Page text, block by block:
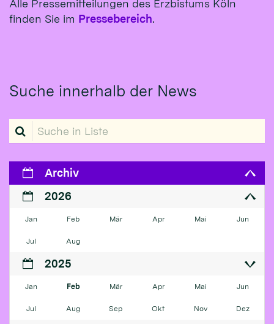
Alle Pressemitteilungen des Erzbistums Köln
finden Sie im Pressebereich.
Suche innerhalb der News
Suche in Liste
Archiv
2026
Jan Feb Mär Apr Mai Jun
Jul Aug
2025
Jan Feb Mär Apr Mai Jun
Jul Aug Sep Okt Nov Dez